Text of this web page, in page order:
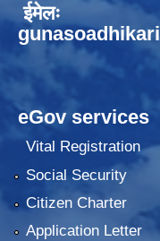
ईमेलः
eGov services
Vital Registration
Social Security
Citizen Charter
Application Letter